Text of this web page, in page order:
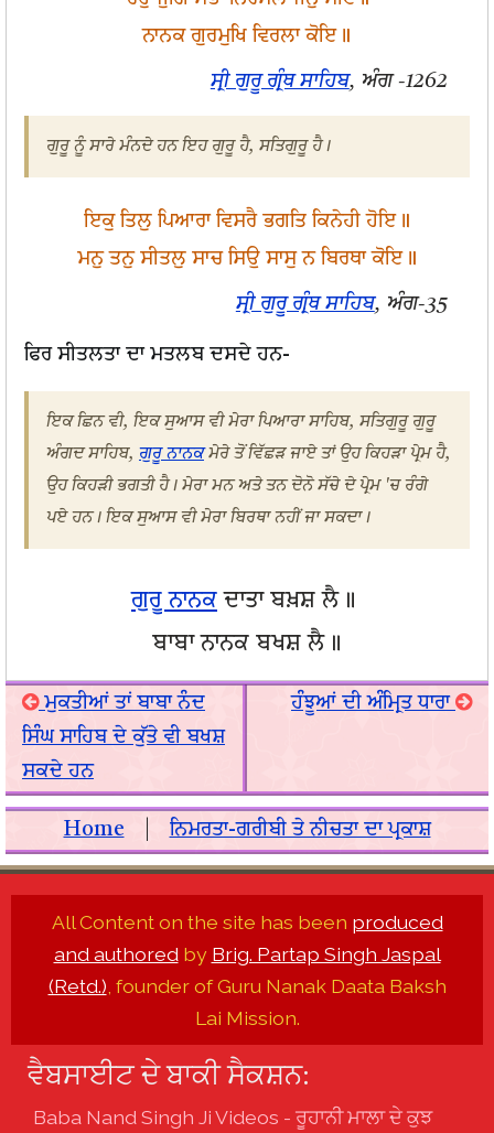
ਨਾਨਕ ਗੁਰਮੁਖਿ ਵਿਰਲਾ ਕੋਇ॥
ਸ੍ਰੀ ਗੁਰੂ ਗ੍ਰੰਥ ਸਾਹਿਬ, ਅੰਗ -1262
ਗੁਰੂ ਨੂੰ ਸਾਰੇ ਮੰਨਦੇ ਹਨ ਇਹ ਗੁਰੂ ਹੈ, ਸਤਿਗੁਰੂ ਹੈ।
ਇਕੁ ਤਿਲੁ ਪਿਆਰਾ ਵਿਸਰੈ ਭਗਤਿ ਕਿਨੇਹੀ ਹੋਇ॥
ਮਨੁ ਤਨੁ ਸੀਤਲੁ ਸਾਚ ਸਿਉ ਸਾਸੁ ਨ ਬਿਰਥਾ ਕੋਇ॥
ਸ੍ਰੀ ਗੁਰੂ ਗ੍ਰੰਥ ਸਾਹਿਬ, ਅੰਗ-35
ਫਿਰ ਸੀਤਲਤਾ ਦਾ ਮਤਲਬ ਦਸਦੇ ਹਨ-
ਇਕ ਛਿਨ ਵੀ, ਇਕ ਸੁਆਸ ਵੀ ਮੇਰਾ ਪਿਆਰਾ ਸਾਹਿਬ, ਸਤਿਗੁਰੂ ਗੁਰੂ
ਅੰਗਦ ਸਾਹਿਬ, ਗੁਰੂ ਨਾਨਕਮੇਰੇ ਤੋਂ ਵਿੱਛੜ ਜਾਏ ਤਾਂ ਉਹ ਕਿਹੜਾ ਪ੍ਰੇਮ ਹੈ,
ਉਹ ਕਿਹੜੀ ਭਗਤੀ ਹੈ। ਮੇਰਾ ਮਨ ਅਤੇ ਤਨ ਦੋਨੋ ਸੱਚੇ ਦੇ ਪ੍ਰੇਮ 'ਚ ਰੰਗੇ
ਪਏ ਹਨ। ਇਕ ਸੁਆਸ ਵੀ ਮੇਰਾ ਬਿਰਥਾ ਨਹੀਂ ਜਾ ਸਕਦਾ।
ਗੁਰੂ ਨਾਨਕ ਦਾਤਾ ਬਖ਼ਸ਼ ਲੈ॥
ਬਾਬਾ ਨਾਨਕ ਬਖਸ਼ ਲੈ॥
ਮੁਕਤੀਆਂ ਤਾਂ ਬਾਬਾ ਨੰਦ
ਸਿੰਘ ਸਾਹਿਬ ਦੇ ਕੁੱਤੇ ਵੀ ਬਖਸ਼
ਸਕਦੇ ਹਨ
ਹੰਝੂਆਂ ਦੀ ਅੰਮ੍ਰਿਤ ਧਾਰਾ
Home ਨਿਮਰਤਾ-ਗਰੀਬੀ ਤੇ ਨੀਚਤਾ ਦਾ ਪ੍ਰਕਾਸ਼
All Content on the site has been produced
and authoredby Brig. Partap Singh Jaspal
(Retd.), founder of Guru Nanak Daata Baksh
Lai Mission.
ਵੈਬਸਾਈਟ ਦੇ ਬਾਕੀ ਸੈਕਸ਼ਨ:
Baba Nand Singh Ji Videos - ਰੂਹਾਨੀ ਮਾਲਾ ਦੇ ਕੁਝ